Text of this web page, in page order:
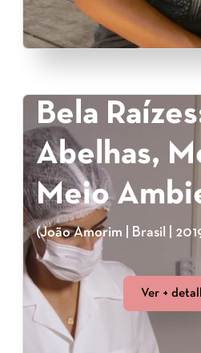
Bela
Abelhas,
Meio
(João Amorim | Brasil |
Ver +